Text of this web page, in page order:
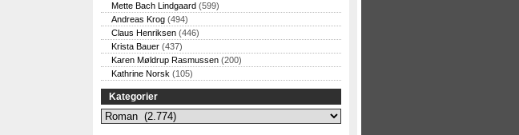
Mette Bach Lindgaard (599)
Andreas Krog (494)
Claus Henriksen (446)
Krista Bauer (437)
Karen Møldrup Rasmussen (200)
Kathrine Norsk (105)
Kategorier
Kategorier